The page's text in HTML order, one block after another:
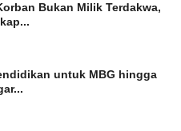
Bukan Milik Terdakwa,
untuk MBG hingga